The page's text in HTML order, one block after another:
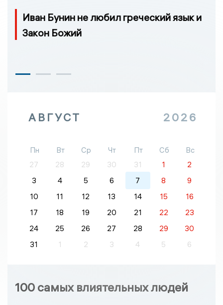
Иван Бунин не любил греческий язык и
Закон Божий
АВГУСТ 2026
Пн Вт Ср Чт Пт Сб
Вс
27
28 29 30 31 1
2
3
4 5 6 7 8
9
10
11 12 13 14 15
16
17
18 19 20 21 22
23
24
25 26 27 28 29
30
31
1 2 3 4 5 6
100 самых влиятельных людей